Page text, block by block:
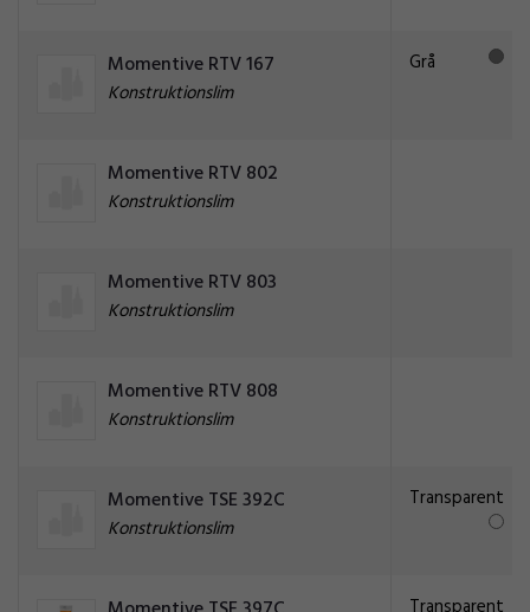
Momentive RTV 167
Konstruktionslim
Grå
Momentive RTV 802
Konstruktionslim
Momentive RTV 803
Konstruktionslim
Momentive RTV 808
Konstruktionslim
Momentive TSE 392C
Konstruktionslim
Transparent